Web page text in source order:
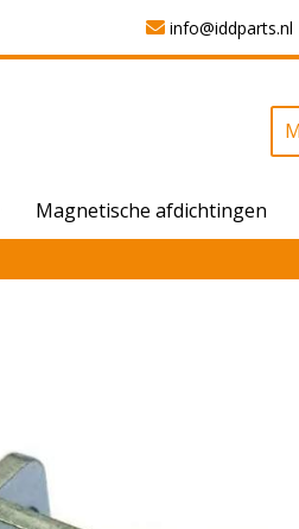
info@iddparts.nl
Magnetische afdichtingen